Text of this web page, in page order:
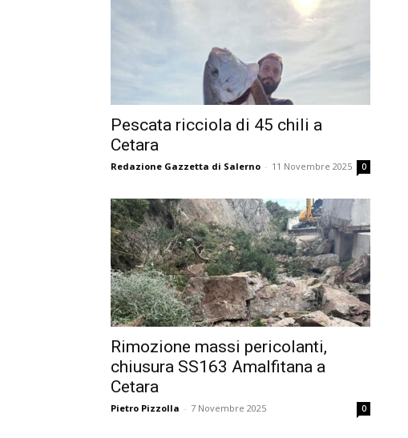
Pescata ricciola di 45 chili a
Cetara
Redazione Gazzetta di Salerno - 11 Novembre 2025 0
Rimozione massi pericolanti,
chiusura SS163 Amalfitana a
Cetara
Pietro Pizzolla - 7 Novembre 2025 0